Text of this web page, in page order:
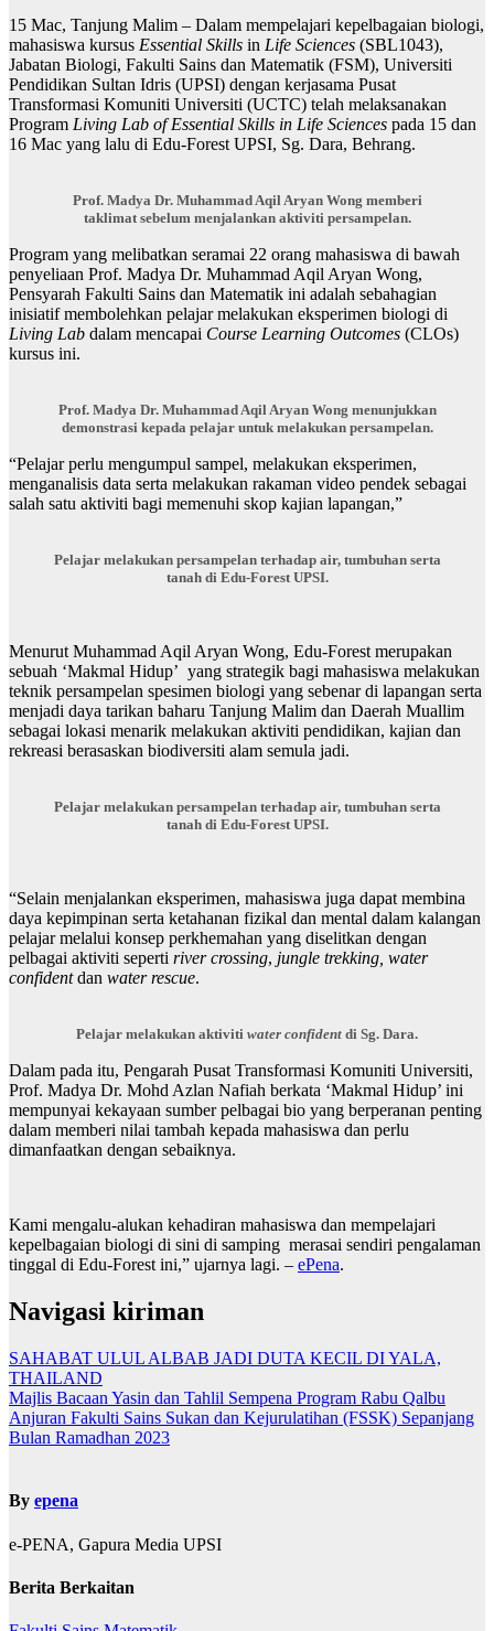
15 Mac, Tanjung Malim – Dalam mempelajari kepelbagaian biologi,
mahasiswa kursus Essential Skills in Life Sciences (SBL1043),
Jabatan Biologi, Fakulti Sains dan Matematik (FSM), Universiti
Pendidikan Sultan Idris (UPSI) dengan kerjasama Pusat
Transformasi Komuniti Universiti (UCTC) telah melaksanakan
Program Living Lab of Essential Skills in Life Sciences pada 15 dan
16 Mac yang lalu di Edu-Forest UPSI, Sg. Dara, Behrang.
Prof. Madya Dr. Muhammad Aqil Aryan Wong memberi
taklimat sebelum menjalankan aktiviti persampelan.
Program yang melibatkan seramai 22 orang mahasiswa di bawah
penyeliaan Prof. Madya Dr. Muhammad Aqil Aryan Wong,
Pensyarah Fakulti Sains dan Matematik ini adalah sebahagian
inisiatif membolehkan pelajar melakukan eksperimen biologi di
Living Lab dalam mencapai Course Learning Outcomes (CLOs)
kursus ini.
Prof. Madya Dr. Muhammad Aqil Aryan Wong menunjukkan
demonstrasi kepada pelajar untuk melakukan persampelan.
“Pelajar perlu mengumpul sampel, melakukan eksperimen,
menganalisis data serta melakukan rakaman video pendek sebagai
salah satu aktiviti bagi memenuhi skop kajian lapangan,”
Pelajar melakukan persampelan terhadap air, tumbuhan serta
tanah di Edu-Forest UPSI.
Menurut Muhammad Aqil Aryan Wong, Edu-Forest merupakan
sebuah ‘Makmal Hidup’ yang strategik bagi mahasiswa melakukan
teknik persampelan spesimen biologi yang sebenar di lapangan serta
menjadi daya tarikan baharu Tanjung Malim dan Daerah Muallim
sebagai lokasi menarik melakukan aktiviti pendidikan, kajian dan
rekreasi berasaskan biodiversiti alam semula jadi.
Pelajar melakukan persampelan terhadap air, tumbuhan serta
tanah di Edu-Forest UPSI.
“Selain menjalankan eksperimen, mahasiswa juga dapat membina
daya kepimpinan serta ketahanan fizikal dan mental dalam kalangan
pelajar melalui konsep perkhemahan yang diselitkan dengan
pelbagai aktiviti seperti river crossing, jungle trekking, water
confidentdan water rescue.
Pelajar melakukan aktiviti water confident di Sg. Dara.
Dalam pada itu, Pengarah Pusat Transformasi Komuniti Universiti,
Prof. Madya Dr. Mohd Azlan Nafiah berkata ‘Makmal Hidup’ ini
mempunyai kekayaan sumber pelbagai bio yang berperanan penting
dalam memberi nilai tambah kepada mahasiswa dan perlu
dimanfaatkan dengan sebaiknya.
Kami mengalu-alukan kehadiran mahasiswa dan mempelajari
kepelbagaian biologi di sini di samping merasai sendiri pengalaman
tinggal di Edu-Forest ini,” ujarnya lagi. – ePena.
Navigasi kiriman
SAHABAT ULUL ALBAB JADI DUTA KECIL DI YALA,
THAILAND
Majlis Bacaan Yasin dan Tahlil Sempena Program Rabu Qalbu
Anjuran Fakulti Sains Sukan dan Kejurulatihan (FSSK) Sepanjang
Bulan Ramadhan 2023
By epena
e-PENA, Gapura Media UPSI
Berita Berkaitan